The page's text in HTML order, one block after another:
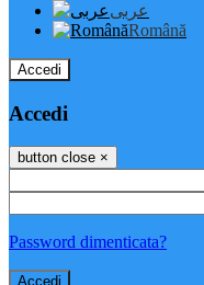
عربى
Română
Accedi
Accedi
button close ×
Password dimenticata?